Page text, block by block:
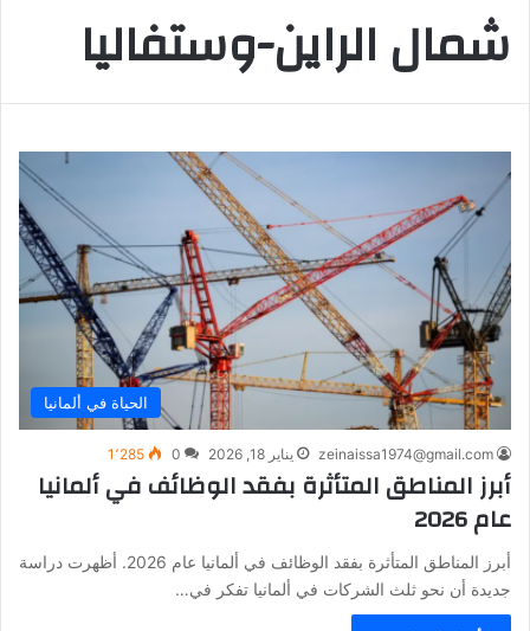
شمال الراين-وستفاليا
الحياة في ألمانيا
zeinaissa1974@gmail.com يناير 18, 2026 0 1٬285
أبرز المناطق المتأثرة بفقد الوظائف في ألمانيا
عام 2026
أبرز المناطق المتأثرة بفقد الوظائف في ألمانيا عام 2026. أظهرت دراسة
جديدة أن نحو ثلث الشركات في ألمانيا تفكر في…